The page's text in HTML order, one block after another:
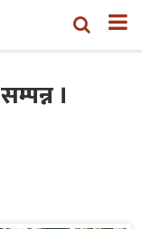
।